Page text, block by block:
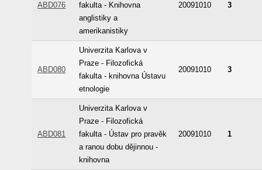
ABD076
fakulta - Knihovna
anglistiky a
amerikanistiky
20091010 3
ABD080
Univerzita Karlova v
Praze - Filozofická
fakulta - knihovna Ústavu
etnologie
20091010 3
ABD081
Univerzita Karlova v
Praze - Filozofická
fakulta - Ústav pro pravěk
a ranou dobu dějinnou -
knihovna
20091010 1